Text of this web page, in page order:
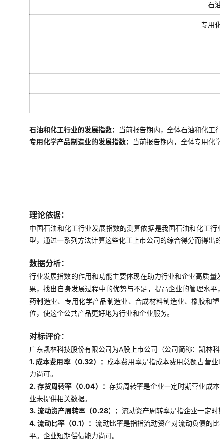
石
专用
石油和化工行业的发展指数： 当前报告期内，全体石油和化工
专用化学产品制造业的发展指数： 当前报告期内，全体专用化
理论依据：
中国石油和化工行业发展指数的测算依据是我国石油和化工
型，通过一系列方法计算这些化工上市公司的综合得分而得
数据分析：
行业发展指数的作用和功能主要体现在助力行业和企业高质
果，找出自身发展过程中的优势与不足，提高企业的管理水
药制造业、专用化学产品制造业、合成材料制造业、橡胶和
位，使这个公共产品更好地为行业和企业服务。
对标评价：
广东凯林科技股份有限公司为A股上市公司（公司简称：凯林
1. 成本费用率（0.32）： 成本费用率是指成本费用总额占营
力尚可。
2. 存货周转率（0.04）： 存货周转率是企业一定时期营业成
业未提供相关数据。
3. 流动资产周转率（0.28）： 流动资产周转率是指企业一定
4. 流动比率（0.1）：流动比率是指指流动资产对流动负债的
平。企业短期偿债能力尚可。